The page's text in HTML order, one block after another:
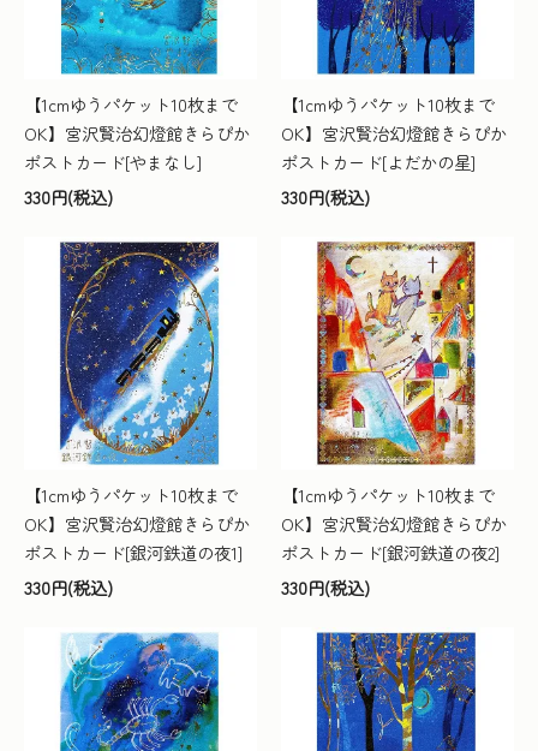
【1cmゆうパケット10枚まで
OK】宮沢賢治幻燈館きらぴか
ポストカード[やまなし]
330円(税込)
【1cmゆうパケット10枚まで
OK】宮沢賢治幻燈館きらぴか
ポストカード[よだかの星]
330円(税込)
【1cmゆうパケット10枚まで
OK】宮沢賢治幻燈館きらぴか
ポストカード[銀河鉄道の夜1]
330円(税込)
【1cmゆうパケット10枚まで
OK】宮沢賢治幻燈館きらぴか
ポストカード[銀河鉄道の夜2]
330円(税込)